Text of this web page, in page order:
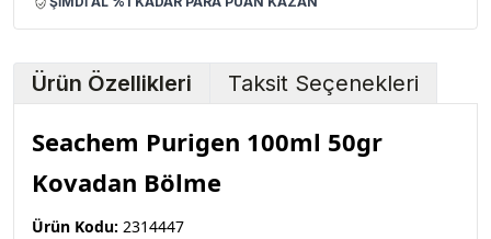
Ürün Özellikleri Taksit Seçenekleri
Seachem Purigen 100ml 50gr
Kovadan Bölme
Ürün Kodu: 2314447